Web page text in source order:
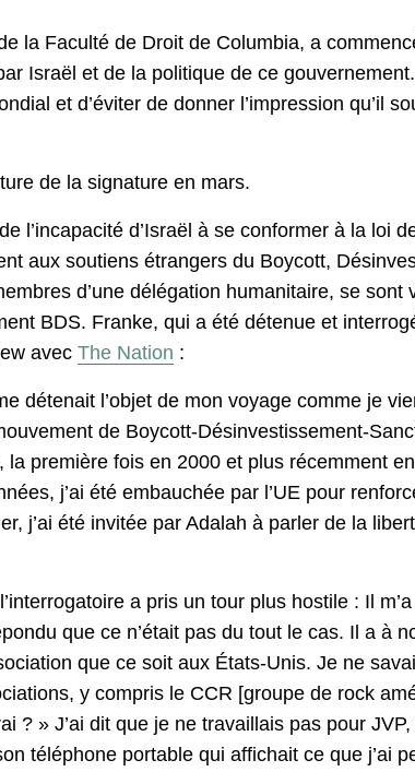
la Faculté de Droit de Columbia, a
Israël et de la politique de ce
et d’éviter de donner l’impression qu’il
de la signature en mars.
l’incapacité d’Israël à se conformer à la loi
aux soutiens étrangers du Boycott,
d’une délégation humanitaire, se sont
BDS. Franke, qui a été détenue et
avec The Nation :
détenait l’objet de mon voyage comme je
de Boycott-Désinvestissement-
première fois en 2000 et plus récemment
j’ai été embauchée par l’UE pour
j’ai été invitée par Adalah à parler de la
a pris un tour plus hostile : Il
que ce n’était pas du tout le cas. Il a à
que ce soit aux États-Unis. Je ne
y compris le CCR [groupe de rock
? » J’ai dit que je ne travaillais pas pour
téléphone portable qui affichait ce que j’ai